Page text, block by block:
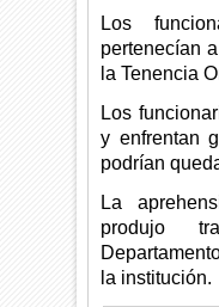
Los
pertenecían
la Tenencia
Los
y enfrentan
podrían
La
produjo
la institución.